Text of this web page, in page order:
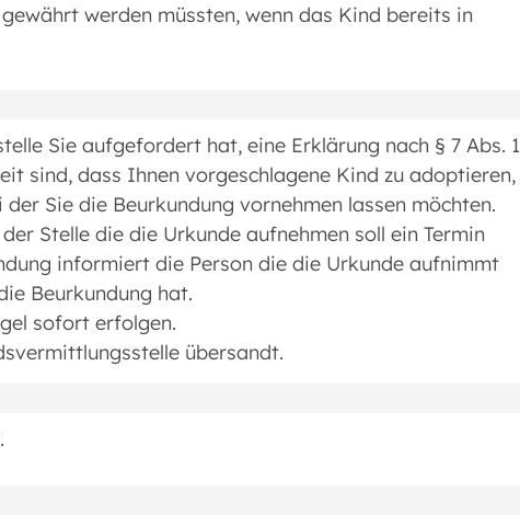
werden müssten, wenn das Kind bereits in
Sie aufgefordert hat, eine Erklärung nach § 7 Abs. 1
sind, dass Ihnen vorgeschlagene Kind zu adoptieren,
Sie die Beurkundung vornehmen lassen möchten.
Stelle die die Urkunde aufnehmen soll ein Termin
informiert die Person die die Urkunde aufnimmt
Beurkundung hat.
sofort erfolgen.
übersandt.